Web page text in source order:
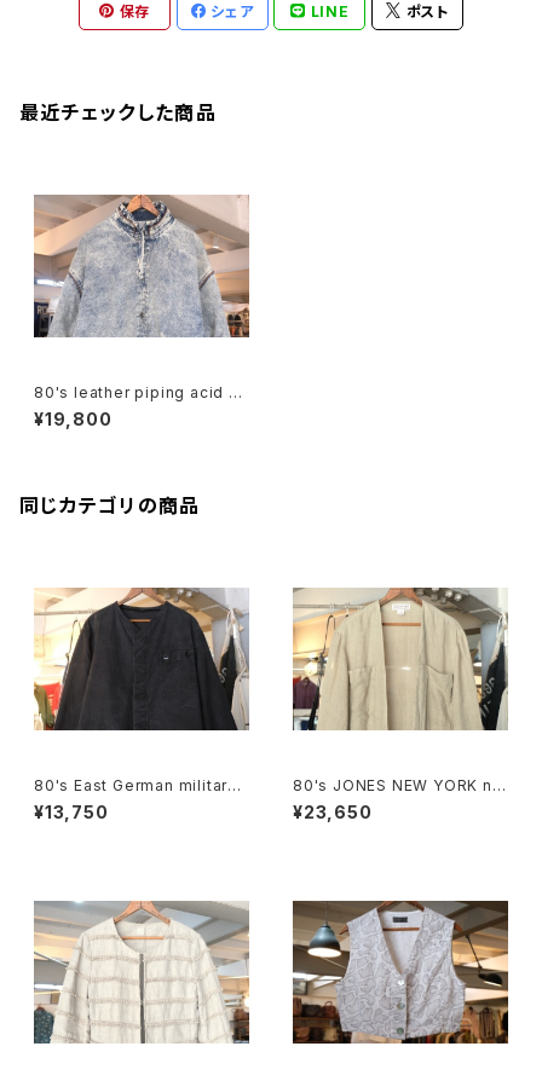
保存 シェア LINE ポスト
最近チェックした商品
80's leather piping acid w
ashed denim Coat
¥19,800
同じカテゴリの商品
80's East German military
Jacket "remade"
¥13,750
80's JONES NEW YORK nat
ural linen sack open Coat
¥23,650